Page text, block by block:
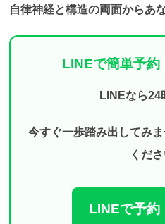
自律神経と構造の両面からあ
LINEで簡単予約
LINEなら24
今すぐ一歩踏み出してみ
くださ
LINEで予約